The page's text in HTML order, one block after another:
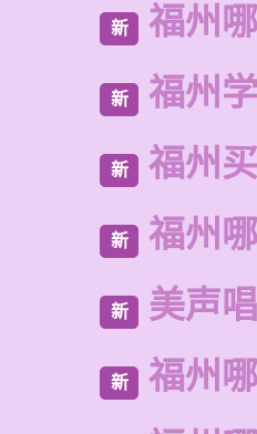
新 福州
新 福州
新 福州
新 福州
新 美声
新
福州